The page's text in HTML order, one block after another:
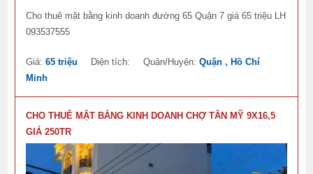
Cho thuê mặt bằng kinh doanh đường 65 Quận 7 giá 65 triệu LH
093537555
Giá:65 triệu Diện tích: Quận/Huyện:Quận , Hồ Chí
Minh
CHO THUÊ MẶT BẰNG KINH DOANH CHỢ TÂN MỸ 9X16,5
GIÁ 250TR